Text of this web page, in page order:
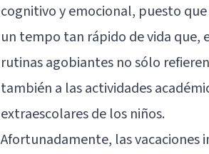
cognitivo y emocional, puesto
un tempo tan rápido de vida que,
rutinas agobiantes no sólo
también a las actividades
extraescolares de los niños.
Afortunadamente, las